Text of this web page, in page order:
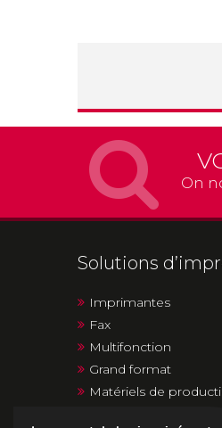
On
Solutions
Imprimantes
Fax
Multifonction
Grand format
Matériels de